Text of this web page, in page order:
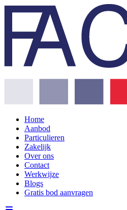
Home
Aanbod
Particulieren
Zakelijk
Over ons
Contact
Werkwijze
Blogs
Gratis bod aanvragen